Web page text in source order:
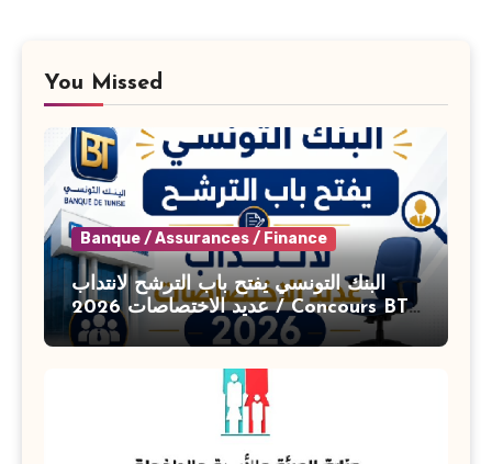
You Missed
Banque / Assurances / Finance
البنك التونسي يفتح باب الترشح لانتداب
عديد الاختصاصات 2026 / Concours BT
Banque de Tunisie 2026